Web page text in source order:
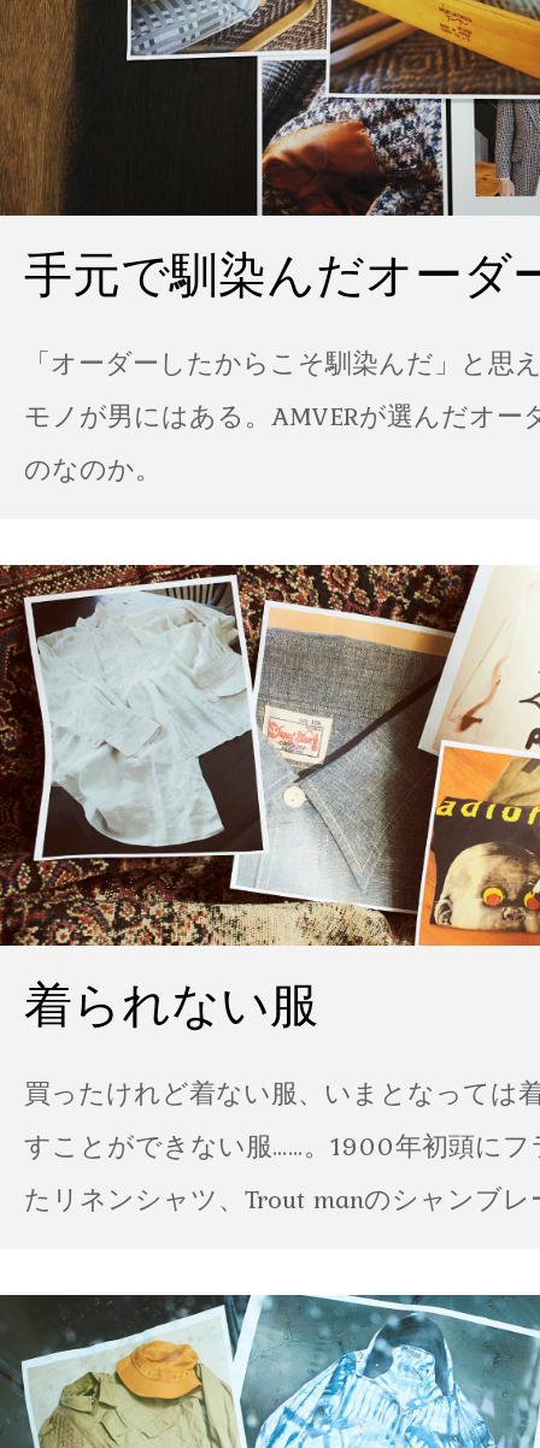
手元で馴染んだオーダ
「オーダーしたからこそ馴染んだ」と思
モノが男にはある。AMVERが選んだオー
のなのか。
着られない服
買ったけれど着ない服、いまとなっては
すことができない服……。1900年初頭に
たリネンシャツ、Trout manのシャンブ